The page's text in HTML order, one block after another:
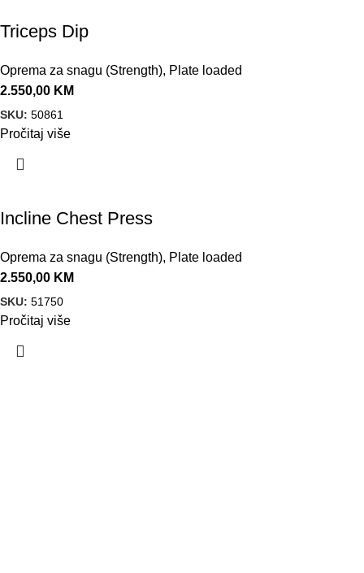
Triceps Dip
Oprema za snagu (Strength), Plate loaded
2.550,00 KM
SKU: 50861
Pročitaj više
Incline Chest Press
Oprema za snagu (Strength), Plate loaded
2.550,00 KM
SKU: 51750
Pročitaj više